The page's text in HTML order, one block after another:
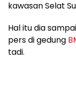
kawasan Selat
Hal itu dia
pers di gedung
tadi.